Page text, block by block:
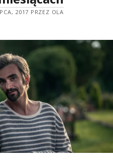
2017 PRZEZ OLA